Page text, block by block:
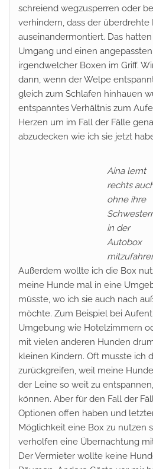
schreiend wegzusperren oder
verhindern, dass der überdrehte
auseinandermontiert. Das
Umgang und einen
irgendwelcher Boxen im Griff.
dann, wenn der Welpe
gleich zum Schlafen hinhauen
entspanntes Verhältnis zum
Herzen um im Fall der Fälle
abzudecken wie ich sie jetzt
Aina lernt
rechts
ohne ihre
in der
Autobox
Außerdem wollte ich die Box
meine Hunde mal in eine
müsste, wo ich sie auch nach
möchte. Zum Beispiel bei
Umgebung wie Hotelzimmern
mit vielen anderen Hunden
kleinen Kindern. Oft musste ich
zurückgreifen, weil meine
der Leine so weit zu
können. Aber für den Fall der
Optionen offen haben und
Möglichkeit eine Box zu nutzen
verholfen eine Übernachtung
Der Vermieter wollte keine